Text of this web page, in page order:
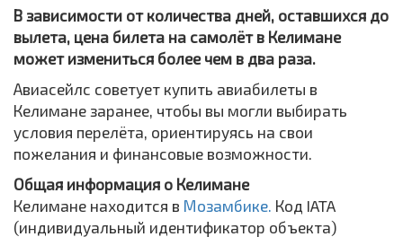
В зависимости от количества дней, оставшихся до
вылета, цена билета на самолёт в Келимане
может измениться более чем в два раза.
Авиасейлс советует купить авиабилеты в
Келимане заранее, чтобы вы могли выбирать
условия перелёта, ориентируясь на свои
пожелания и финансовые возможности.
Общая информация о Келимане
Келимане находится в Мозамбике. Код IATA
(индивидуальный идентификатор объекта)